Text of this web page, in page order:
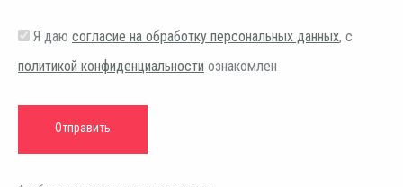
Я даю согласие на обработку персональных данных, с
политикой конфиденциальности ознакомлен